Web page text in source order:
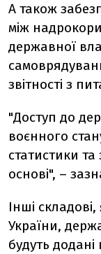
А також
між
державної
звітності з
"Доступ до
воєнного
статистики
основі", –
Інші
України,
будуть